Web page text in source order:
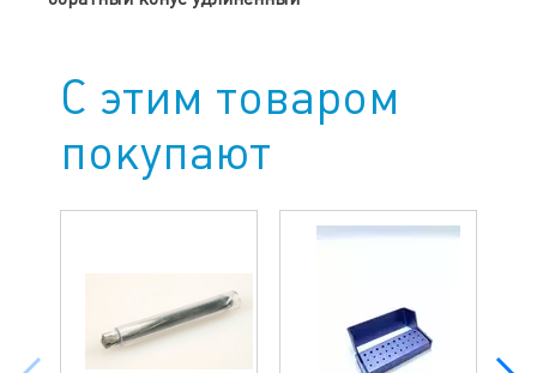
С этим товаром
покупают